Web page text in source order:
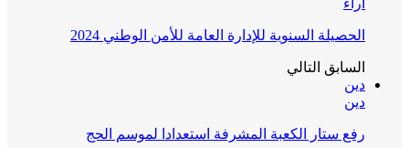
آراء
الحصيلة السنوية للإدارة العامة للأمن الوطني 2024
السابق التالي
دين
دين
رفع ستار الكعبة المشرفة استعدادا لموسم الحج